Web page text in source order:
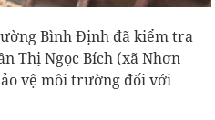
Bình Định đã kiểm tra
Thị Ngọc Bích (xã Nhơn
vệ môi trường đối với